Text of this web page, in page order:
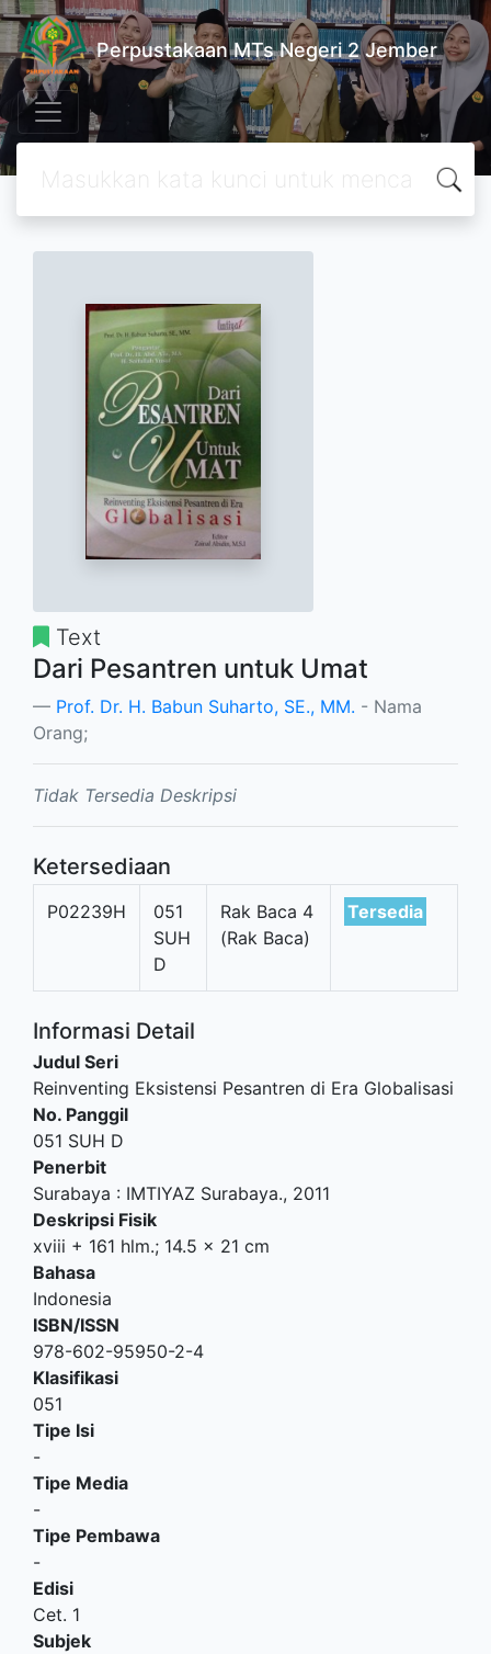
Perpustakaan MTs Negeri 2 Jember
Text
Dari Pesantren untuk Umat
Prof. Dr. H. Babun Suharto, SE., MM. - Nama
Orang;
Tidak Tersedia Deskripsi
Ketersediaan
P02239H
051
SUH
D
Rak Baca 4
(Rak Baca)
Tersedia
Informasi Detail
Judul Seri
Reinventing Eksistensi Pesantren di Era Globalisasi
No. Panggil
051 SUH D
Penerbit
Surabaya : IMTIYAZ Surabaya., 2011
Deskripsi Fisik
xviii + 161 hlm.; 14.5 x 21 cm
Bahasa
Indonesia
ISBN/ISSN
978-602-95950-2-4
Klasifikasi
051
Tipe Isi
-
Tipe Media
-
Tipe Pembawa
-
Edisi
Cet. 1
Subjek